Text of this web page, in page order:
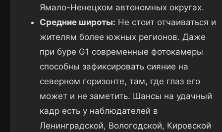
Ямало-Ненецком автономных округах.
Средние широты: Не стоит отчаиваться и
жителям более южных регионов. Даже
при буре G1 современные фотокамеры
способны зафиксировать сияние на
северном горизонте, там, где глаз его
может и не заметить. Шансы на удачный
кадр есть у наблюдателей в
Ленинградской, Вологодской, Кировской